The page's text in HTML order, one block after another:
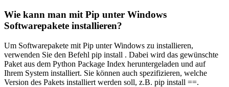
Wie kann man mit Pip unter Windows
Softwarepakete installieren?
Um Softwarepakete mit Pip unter Windows zu installieren,
verwenden Sie den Befehl pip install . Dabei wird das gewünschte
Paket aus dem Python Package Index heruntergeladen und auf
Ihrem System installiert. Sie können auch spezifizieren, welche
Version des Pakets installiert werden soll, z.B. pip install ==.